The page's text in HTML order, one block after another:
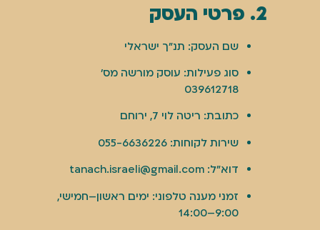
2. פרטי העסק
שם העסק: תנ״ך ישראלי
סוג פעילות: עוסק מורשה מס'
039612718
כתובת: ריטה לוי 7, ירוחם
שירות לקוחות: 055-6636226
דוא"ל:tanach.israeli@gmail.com
זמני מענה טלפוני: ימים ראשון–חמישי,
9:00–14:00